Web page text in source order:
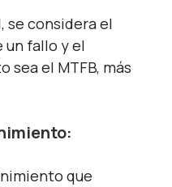
se considera el
fallo y el
sea el MTFB, más
que